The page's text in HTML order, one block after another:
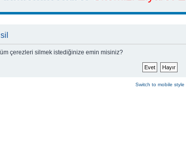
çerezleri silmek istediğinize emin misiniz?
Switch to mobile style